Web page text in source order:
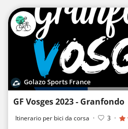
Golazo Sports France
GF Vosges 2023 - Granfondo
Itinerario per bici da corsa · 3 ·